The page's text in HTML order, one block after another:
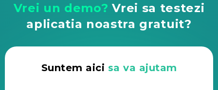
Vrei un demo? Vrei sa testezi
aplicatia noastra gratuit?
Suntem aici sa va ajutam